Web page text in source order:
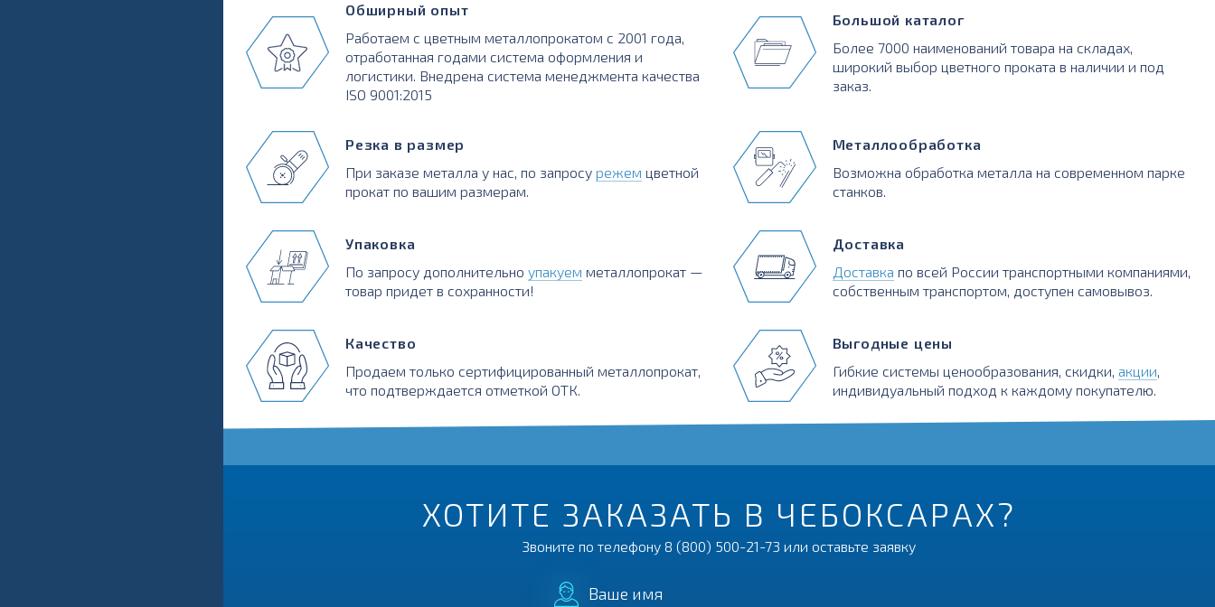
Обширный опыт
Работаем с цветным металлопрокатом с 2001 года,
отработанная годами система оформления и
логистики. Внедрена система менеджмента качества
ISO 9001:2015
Резка в размер
При заказе металла у нас, по запросу режем цветной
прокат по вашим размерам.
Упаковка
По запросу дополнительно упакуем металлопрокат —
товар придет в сохранности!
Качество
Продаем только сертифицированный металлопрокат,
что подтверждается отметкой ОТК.
Большой каталог
Более 7000 наименований товара на складах,
широкий выбор цветного проката в наличии и под
заказ.
Металлообработка
Возможна обработка металла на современном парке
станков.
Доставка
Доставка по всей России транспортными компаниями,
собственным транспортом, доступен самовывоз.
Выгодные цены
Гибкие системы ценообразования, скидки, акции
индивидуальный подход к каждому покупателю.
ХОТИТЕ ЗАКАЗАТЬ В ЧЕБОКСАРАХ?
Звоните по телефону 8 (800) 500-21-73 или оставьте заявку
Ваше имя